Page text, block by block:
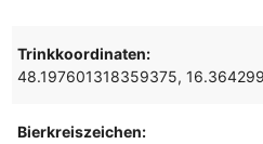
Trinkkoordinaten:
48.197601318359375,
Bierkreiszeichen: